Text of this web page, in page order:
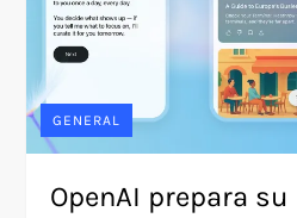
GENERAL
OpenAI prepara